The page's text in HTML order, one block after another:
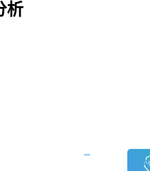
析